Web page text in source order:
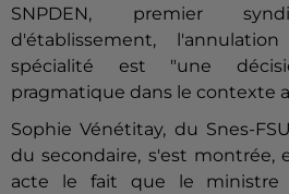
SNPDEN, premier
d'établissement,
spécialité est "une
pragmatique dans le contexte
Sophie Vénétitay, du Snes-
du secondaire, s'est montrée,
acte le fait que le